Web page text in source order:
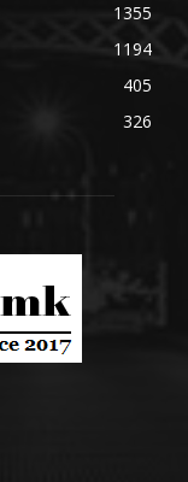
1355
1194
405
326